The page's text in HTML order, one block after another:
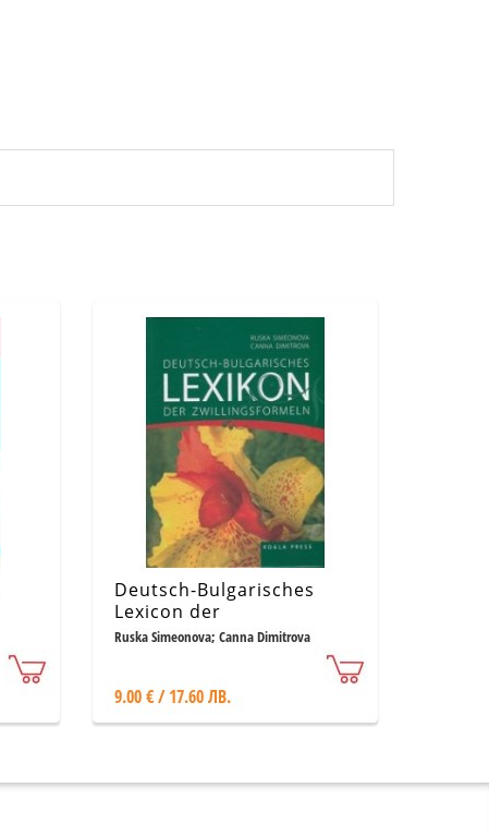
Deutsch-Bulgarisches
Lexicon der
zwillingsformeln
Ruska Simeonova; Canna Dimitrova
9.00 € / 17.60 ЛВ.